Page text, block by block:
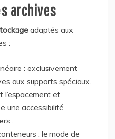
archives
adaptés aux
:
: exclusivement
aux supports spéciaux.
l’espacement et
une accessibilité
.
: le mode de